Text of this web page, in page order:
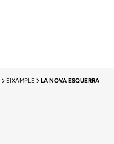
EIXAMPLE LA NOVA ESQUERRA